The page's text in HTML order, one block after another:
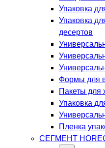
Упаковка
Упаковка
десертов
Формы для
Пакеты для
Упаковка
Пленка
СЕГМЕНТ